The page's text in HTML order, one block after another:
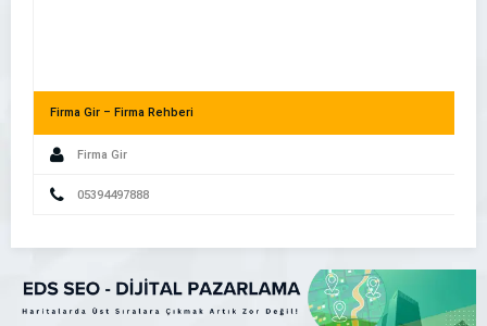
Akıllı Telefon Kullanıcıları İşletmenizi Nasıl Buluyor?
Firma Gir – Firma Rehberi
Firma Gir
05394497888